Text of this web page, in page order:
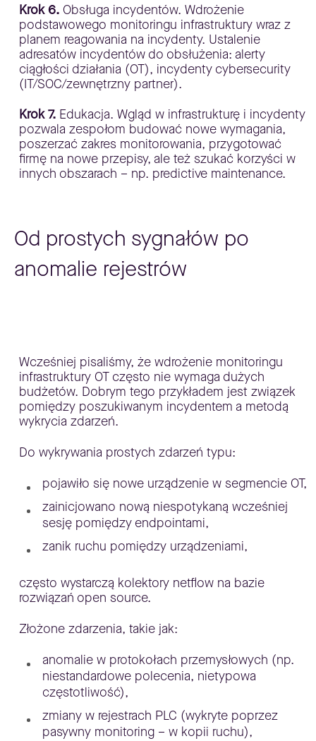
Krok 6. Obsługa incydentów. Wdrożenie
podstawowego monitoringu infrastruktury wraz z
planem reagowania na incydenty. Ustalenie
adresatów incydentów do obsłużenia: alerty
ciągłości działania (OT), incydenty cybersecurity
(IT/SOC/zewnętrzny partner).
Krok 7. Edukacja. Wgląd w infrastrukturę i incydenty
pozwala zespołom budować nowe wymagania,
poszerzać zakres monitorowania, przygotować
firmę na nowe przepisy, ale też szukać korzyści w
innych obszarach – np. predictive maintenance.
Od prostych sygnałów po
anomalie rejestrów
Wcześniej pisaliśmy, że wdrożenie monitoringu
infrastruktury OT często nie wymaga dużych
budżetów. Dobrym tego przykładem jest związek
pomiędzy poszukiwanym incydentem a metodą
wykrycia zdarzeń.
Do wykrywania prostych zdarzeń typu:
pojawiło się nowe urządzenie w segmencie OT,
zainicjowano nową niespotykaną wcześniej
sesję pomiędzy endpointami,
zanik ruchu pomiędzy urządzeniami,
często wystarczą kolektory netflow na bazie
rozwiązań open source.
Złożone zdarzenia, takie jak:
anomalie w protokołach przemysłowych (np.
niestandardowe polecenia, nietypowa
częstotliwość),
zmiany w rejestrach PLC (wykryte poprzez
pasywny monitoring – w kopii ruchu),